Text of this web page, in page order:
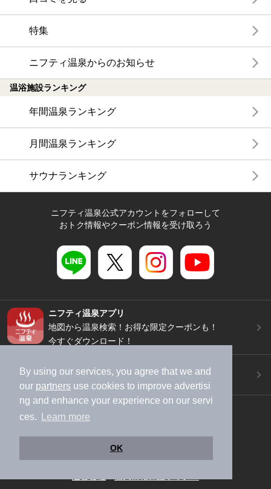
By using our services, you agree that we and
our partners use cookies to improve advertisi
ng and enhance your experience on our servi
ces.
Learn more
OK
特集
ニフティ温泉からのお知らせ
温浴施設ランキング
年間温泉ランキング
月間温泉ランキング
サウナランキング
ニフティ温泉公式アカウントをフォローして
おトク情報やクーポン情報を受け取ろう
ニフティ温泉アプリ
地図から温泉検索！お得な限定クーポンも！
今すぐダウンロード！
ご意見ご要望 ・お問い合わせ
施設データの新規追加や修正依頼もこちらから
スマートフォン
特定商取引法に基づく表記
ヘルプ
採用情報